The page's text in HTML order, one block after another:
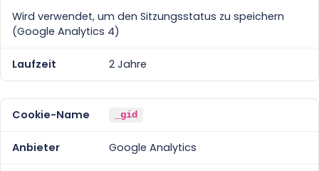
Wird verwendet, um den Sitzungsstatus zu speichern
(Google Analytics 4)
2 Jahre
_gid
Google Analytics